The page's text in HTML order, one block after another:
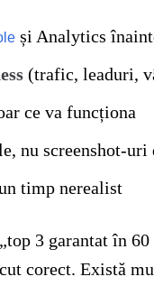
și Analytics
(trafic, leaduri,
ce va funcționa
nu screenshot-uri
timp nerealist
3 garantat în
corect. Există